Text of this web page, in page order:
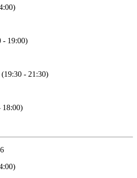
- 19:00)
(19:30 - 21:30)
18:00)